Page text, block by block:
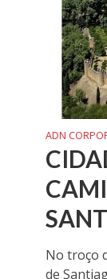
ADN
No troço
de